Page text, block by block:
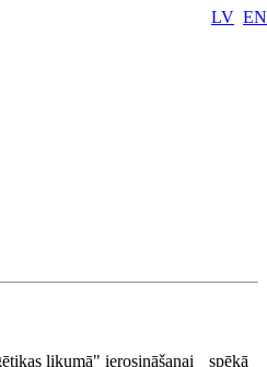
LV EN
likumā" ierosināšanai
spēkā